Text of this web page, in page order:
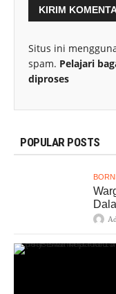
Situs ini
spam. Pelajari
diproses
POPULAR POSTS